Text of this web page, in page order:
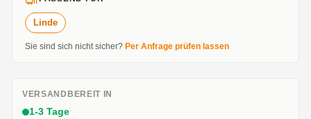
Linde
Sie sind sich nicht sicher? Per Anfrage prüfen lassen
VERSANDBEREIT IN
1-3 Tage